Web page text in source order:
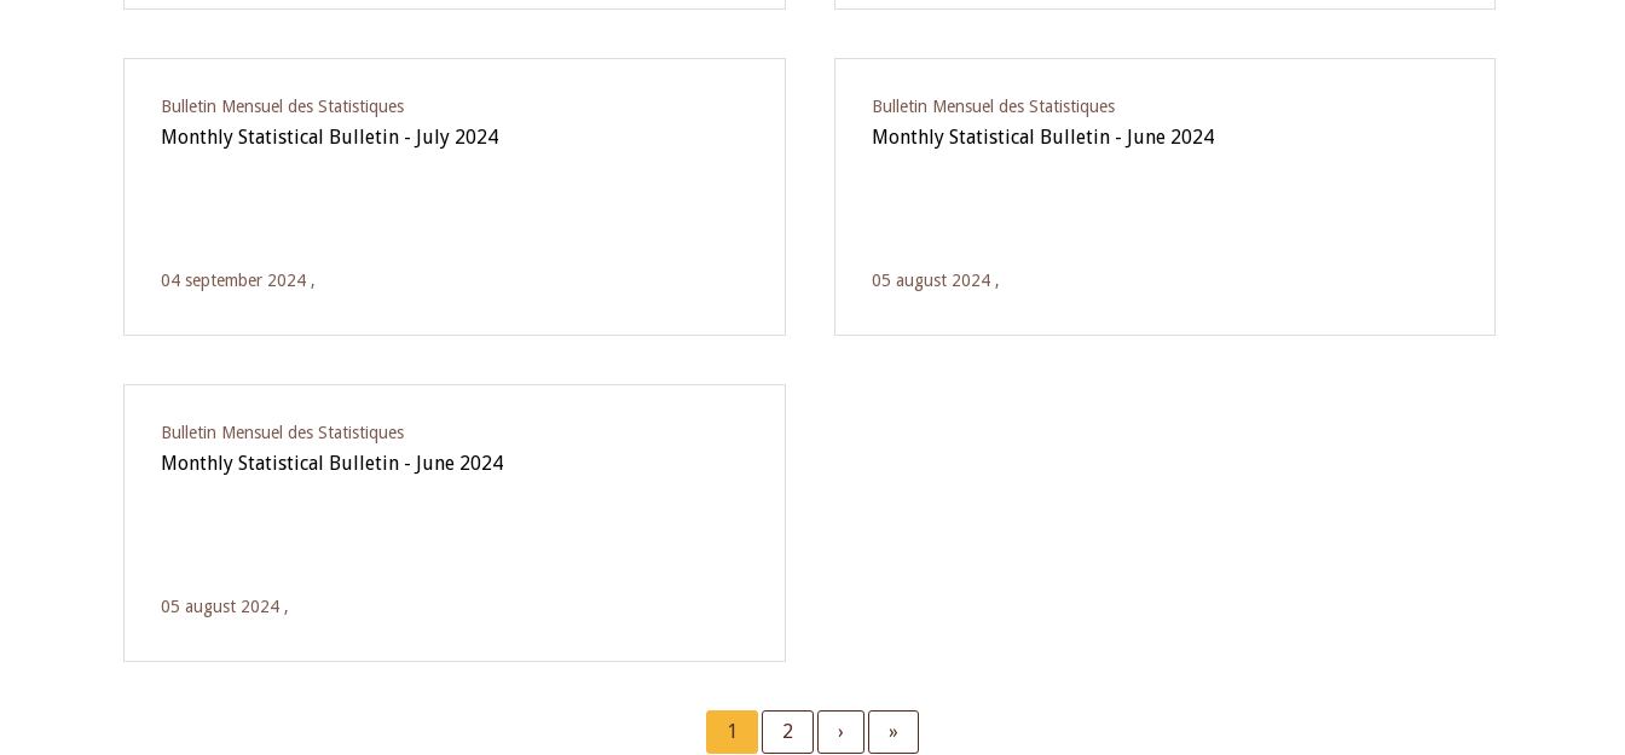
Bulletin Mensuel des Statistiques
Monthly Statistical Bulletin - July 2024
04 september 2024 ,
Bulletin Mensuel des Statistiques
Monthly Statistical Bulletin - June 2024
05 august 2024 ,
Bulletin Mensuel des Statistiques
Monthly Statistical Bulletin - June 2024
05 august 2024 ,
Current
1 Page
2
Next
›
Last
»